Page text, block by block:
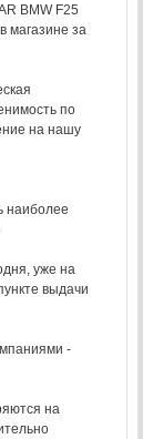
BMW F25
магазине за
по
на нашу
наиболее
уже на
выдачи
-
на